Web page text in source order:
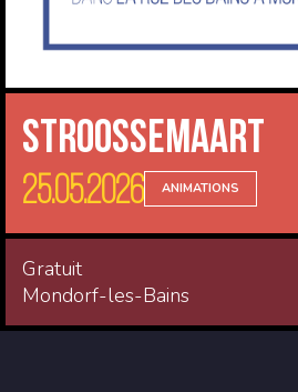
Stroossemaart
25.05.2026 ANIMATIONS
Gratuit
Mondorf-les-Bains